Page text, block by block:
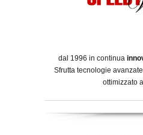
dal 1996 in continua
Sfrutta tecnologie
ottimizzato